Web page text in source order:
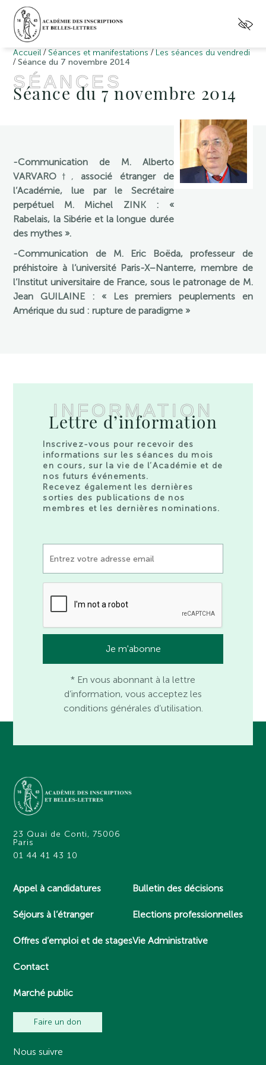
Accueil / Séances et manifestations / Les séances du vendredi
/Séance du 7 novembre 2014
SÉANCES
Séance du 7 novembre 2014
-Communication de M. Alberto
VARVARO †, associé étranger de
l’Académie, lue par le Secrétaire
perpétuel M. Michel ZINK : «
Rabelais, la Sibérie et la longue durée
des mythes ».
-Communication de M. Eric Boëda, professeur de
préhistoire à l’université Paris-X–Nanterre, membre de
l’Institut universitaire de France, sous le patronage de M.
Jean GUILAINE : « Les premiers peuplements en
Amérique du sud : rupture de paradigme »
INFORMATION
Lettre d’information
Inscrivez-vous pour recevoir des
informations sur les séances du mois
en cours, sur la vie de l’Académie et de
nos futurs événements.
Recevez également les dernières
sorties des publications de nos
membres et les dernières nominations.
* En vous abonnant à la lettre
d’information, vous acceptez les
conditions générales d’utilisation.
23 Quai de Conti, 75006
Paris
01 44 41 43 10
Appel à candidatures
Séjours à l’étranger
Offres d’emploi et de stages
Contact
Marché public
Bulletin des décisions
Elections professionnelles
Vie Administrative
Faire un don
Nous suivre